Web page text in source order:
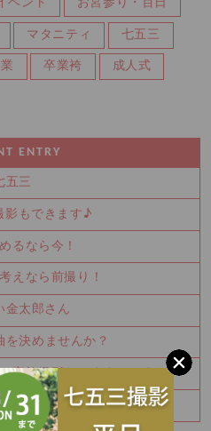
ベント お宮参り・百日
マタニティ 七五三
卒業袴 成人式
ENTRY
五三
影もできます♪
るなら今！
えなら前撮り！
金太郎さん
を決めませんか？
家族撮影もおすすめです
ャンペーン✨